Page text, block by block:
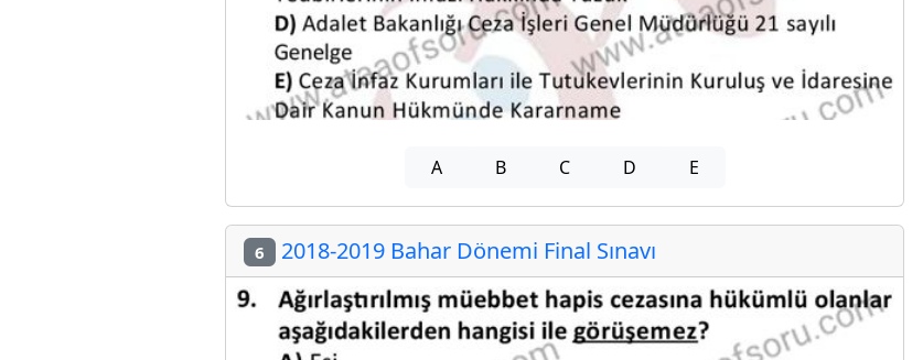
A B C D E
6 2018-2019 Bahar Dönemi Final Sınavı